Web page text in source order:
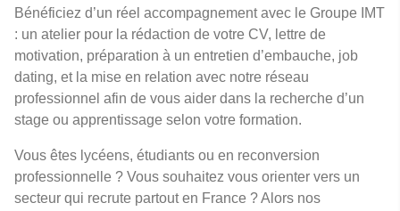
Bénéficiez d’un réel accompagnement avec le Groupe IMT
: un atelier pour la rédaction de votre CV, lettre de
motivation, préparation à un entretien d’embauche, job
dating, et la mise en relation avec notre réseau
professionnel afin de vous aider dans la recherche d’un
stage ou apprentissage selon votre formation.
Vous êtes lycéens, étudiants ou en reconversion
professionnelle ? Vous souhaitez vous orienter vers un
secteur qui recrute partout en France ? Alors nos